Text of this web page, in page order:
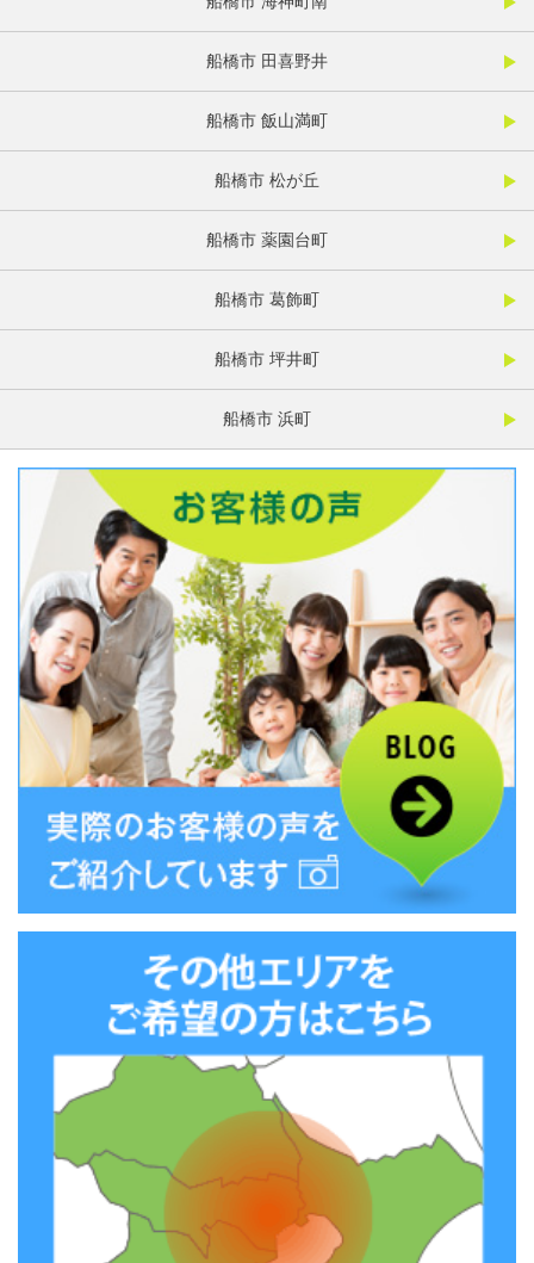
船橋市 田喜野井
船橋市 飯山満町
船橋市 松が丘
船橋市 薬園台町
船橋市 葛飾町
船橋市 坪井町
船橋市 浜町